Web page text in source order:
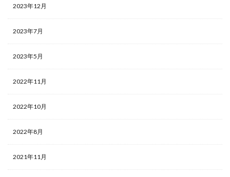
2023年12月
2023年7月
2023年5月
2022年11月
2022年10月
2022年8月
2021年11月